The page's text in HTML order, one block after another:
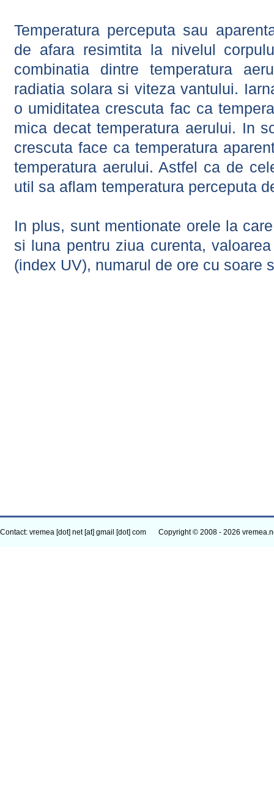
Temperatura perceputa sau
de afara resimtita la nivelul
combinatia dintre temperatura
radiatia solara si viteza vantului.
o umiditatea crescuta fac ca
mica decat temperatura aerului. In
crescuta face ca temperatura
temperatura aerului. Astfel ca de
util sa aflam temperatura perceputa
In plus, sunt mentionate orele la
si luna pentru ziua curenta,
(index UV), numarul de ore cu soare
Contact: vremea [dot] net [at] gmail [dot] com Copyright © 2008 - 2026